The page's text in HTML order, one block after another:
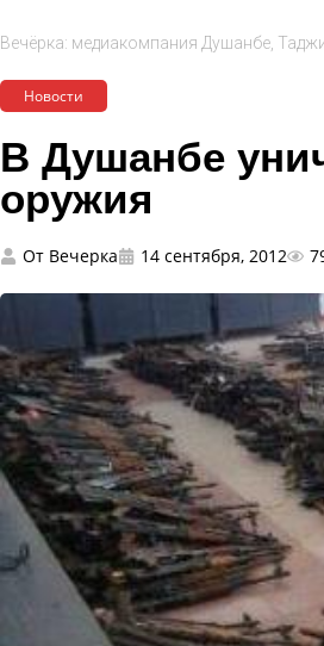
Вечёрка: медиакомпания Душанбе,
Новости
В Душанбе
оружия
От Вечерка 14 сентября, 2012